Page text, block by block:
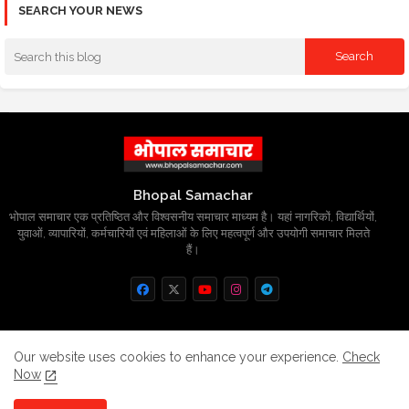
SEARCH YOUR NEWS
Bhopal Samachar
भोपाल समाचार एक प्रतिष्ठित और विश्वसनीय समाचार माध्यम है। यहां नागरिकों, विद्यार्थियों,
युवाओं, व्यापारियों, कर्मचारियों एवं महिलाओं के लिए महत्वपूर्ण और उपयोगी समाचार मिलते
हैं।
Home About Contact us
Privacy Policy
Our website uses cookies to enhance your experience. Check
Now